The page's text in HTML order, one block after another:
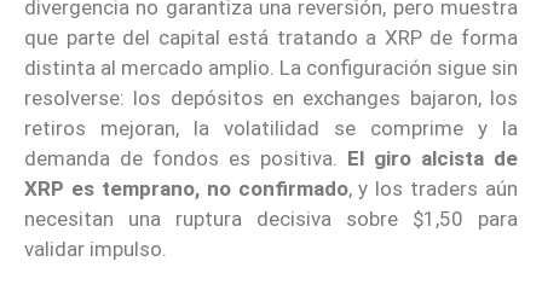
divergencia no garantiza una reversión, pero muestra
que parte del capital está tratando a XRP de forma
distinta al mercado amplio. La configuración sigue sin
resolverse: los depósitos en exchanges bajaron, los
retiros mejoran, la volatilidad se comprime y la
demanda de fondos es positiva. El giro alcista de
XRP es temprano, no confirmado, y los traders aún
necesitan una ruptura decisiva sobre $1,50 para
validar impulso.